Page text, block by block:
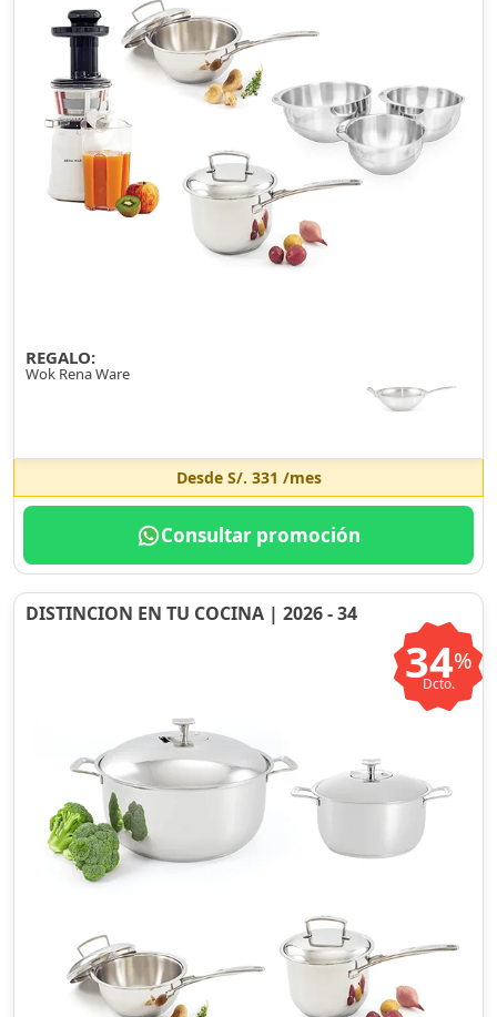
REGALO:
Wok Rena Ware
Desde S/. 331 /mes
Consultar promoción
DISTINCION EN TU COCINA | 2026 - 34
34%
Dcto.